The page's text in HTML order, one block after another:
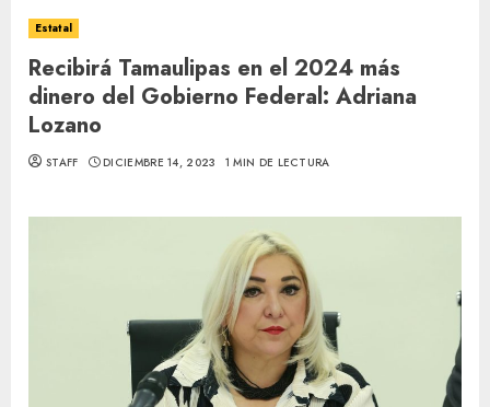
Estatal
Recibirá Tamaulipas en el 2024 más
dinero del Gobierno Federal: Adriana
Lozano
STAFF DICIEMBRE 14, 2023 1 MIN DE LECTURA